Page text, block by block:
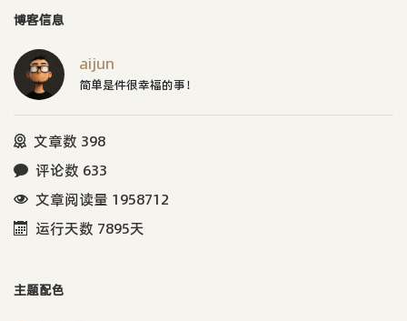
博客信息
aijun
简单是件很幸福的事！
文章数 398
评论数 633
文章阅读量 1958712
运行天数 7895天
主题配色